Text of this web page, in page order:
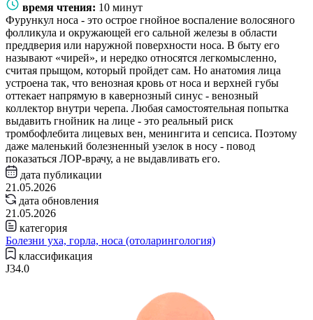
время чтения: 10 минут
Фурункул носа - это острое гнойное воспаление волосяного
фолликула и окружающей его сальной железы в области
преддверия или наружной поверхности носа. В быту его
называют «чирей», и нередко относятся легкомысленно,
считая прыщом, который пройдет сам. Но анатомия лица
устроена так, что венозная кровь от носа и верхней губы
оттекает напрямую в кавернозный синус - венозный
коллектор внутри черепа. Любая самостоятельная попытка
выдавить гнойник на лице - это реальный риск
тромбофлебита лицевых вен, менингита и сепсиса. Поэтому
даже маленький болезненный узелок в носу - повод
показаться ЛОР-врачу, а не выдавливать его.
дата публикации
21.05.2026
дата обновления
21.05.2026
категория
Болезни уха, горла, носа (отоларингология)
классификация
J34.0